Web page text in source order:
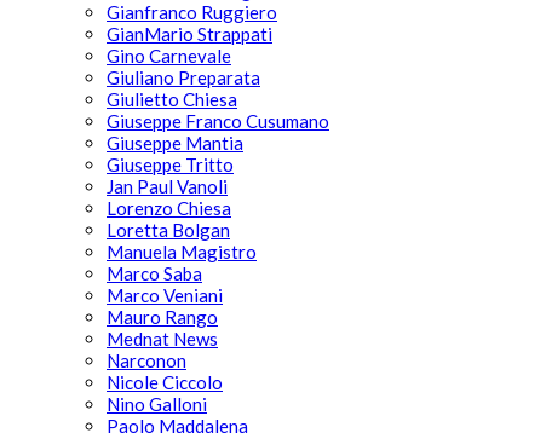
Gianfranco Ruggiero
GianMario Strappati
Gino Carnevale
Giuliano Preparata
Giulietto Chiesa
Giuseppe Franco Cusumano
Giuseppe Mantia
Giuseppe Tritto
Jan Paul Vanoli
Lorenzo Chiesa
Loretta Bolgan
Manuela Magistro
Marco Saba
Marco Veniani
Mauro Rango
Mednat News
Narconon
Nicole Ciccolo
Nino Galloni
Paolo Maddalena